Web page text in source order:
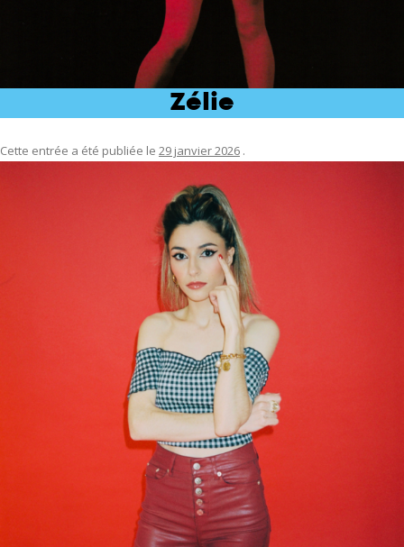
Zélie
Cette entrée a été publiée le 29 janvier 2026 .